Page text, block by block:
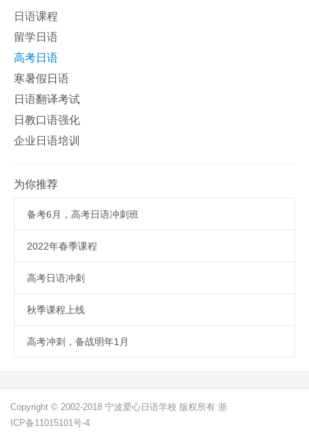
日语课程
留学日语
高考日语
寒暑假日语
日语翻译考试
日教口语强化
企业日语培训
为你推荐
备考6月，高考日语冲刺班
2022年春季课程
高考日语冲刺
秋季课程上线
高考冲刺，备战明年1月
Copyright © 2002-2018 宁波爱心日语学校 版权所有 浙
ICP备11015101号-4